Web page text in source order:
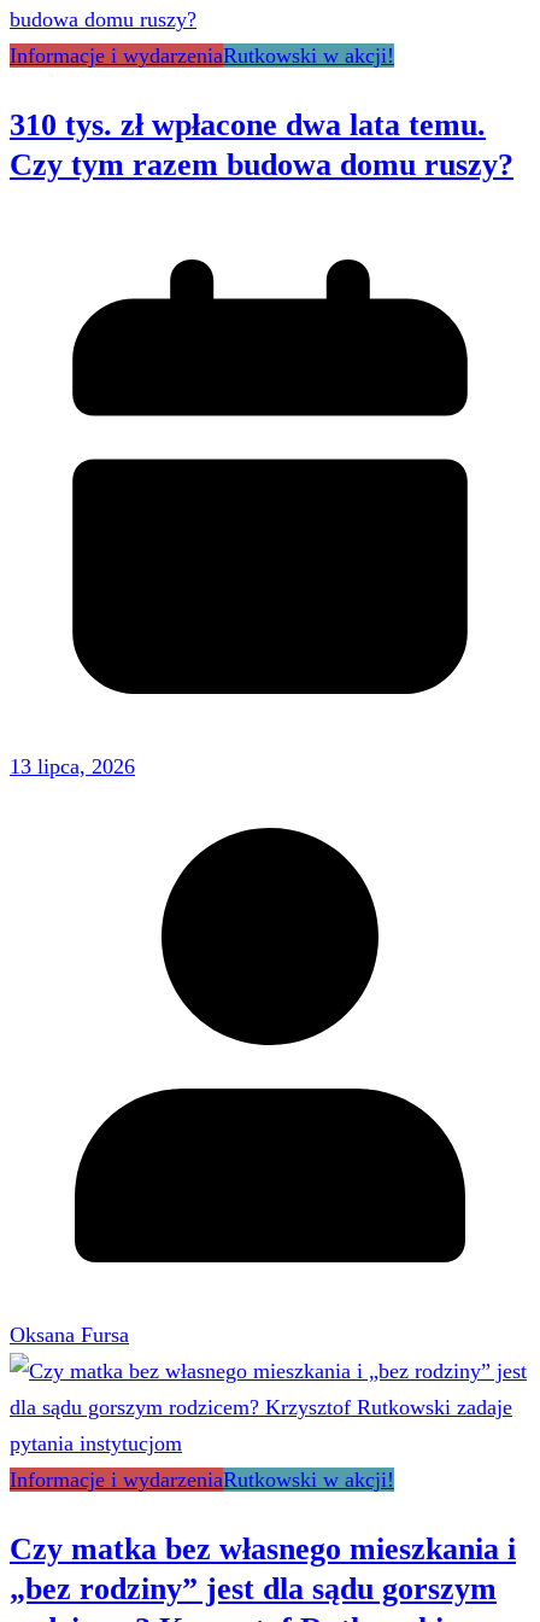
Informacje i wydarzeniaRutkowski w akcji!
310 tys. zł wpłacone dwa lata temu.
Czy tym razem budowa domu ruszy?
13 lipca, 2026
Oksana Fursa
Informacje i wydarzeniaRutkowski w akcji!
Czy matka bez własnego mieszkania i
„bez rodziny” jest dla sądu gorszym